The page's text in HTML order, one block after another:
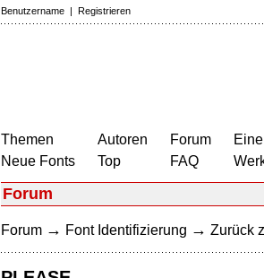
Benutzername | Registrieren
Themen
Neue Fonts
Autoren
Top
Forum
FAQ
Forum
Forum → Font Identifizierung → Zurück